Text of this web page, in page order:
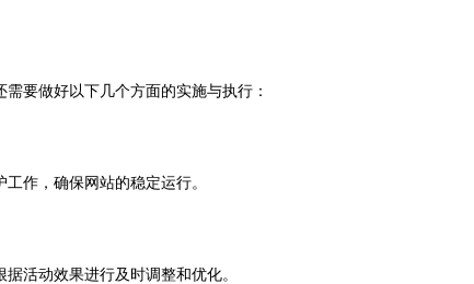
要做好以下几个方面的实施与执行：
作，确保网站的稳定运行。
活动效果进行及时调整和优化。